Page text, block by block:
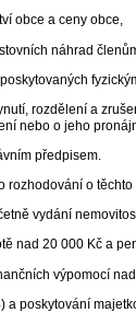
obce a ceny obce,
náhrad
rozdělení a
nebo o jeho
předpisem.
rozhodování o
vydání
nad 20 000 Kč a
výpomocí
a poskytování